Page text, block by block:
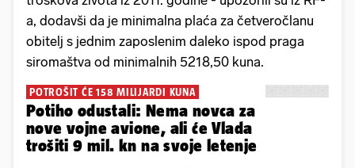
a, dodavši da je minimalna plaća za četveročlanu
obitelj s jednim zaposlenim daleko ispod praga
siromaštva od minimalnih 5218,50 kuna.
POTROŠIT ĆE 158 MILIJARDI KUNA
Potiho odustali: Nema novca za
nove vojne avione, ali će Vlada
trošiti 9 mil. kn na svoje letenje